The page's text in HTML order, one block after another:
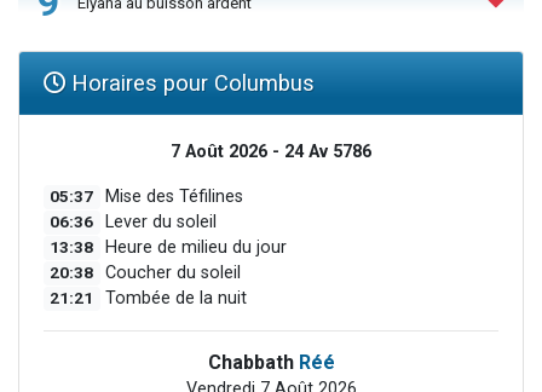
Horaires pour Columbus
7 Août 2026 - 24 Av 5786
05:37 Mise des Téfilines
06:36 Lever du soleil
13:38 Heure de milieu du jour
20:38 Coucher du soleil
21:21 Tombée de la nuit
Chabbath Réé